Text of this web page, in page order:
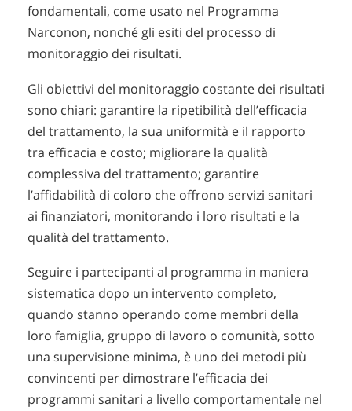
fondamentali, come usato nel Programma
Narconon, nonché gli esiti del processo di
monitoraggio dei risultati.
Gli obiettivi del monitoraggio costante dei risultati
sono chiari: garantire la ripetibilità dell’efficacia
del trattamento, la sua uniformità e il rapporto
tra efficacia e costo; migliorare la qualità
complessiva del trattamento; garantire
l’affidabilità di coloro che offrono servizi sanitari
ai finanziatori, monitorando i loro risultati e la
qualità del trattamento.
Seguire i partecipanti al programma in maniera
sistematica dopo un intervento completo,
quando stanno operando come membri della
loro famiglia, gruppo di lavoro o comunità, sotto
una supervisione minima, è uno dei metodi più
convincenti per dimostrare l’efficacia dei
programmi sanitari a livello comportamentale nel